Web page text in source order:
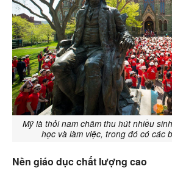
Mỹ là thỏi nam châm thu hút nhiều
học và làm việc, trong đó có các
Nền giáo dục chất lượng cao